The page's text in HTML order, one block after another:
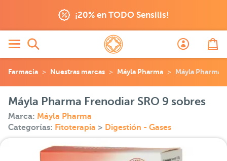
¡20% en TODO Sensilis!
Farmacia Nuestras marcas Máyla Pharma Máyla Pharma
Máyla Pharma Frenodiar SRO 9 sobres
Marca: Máyla Pharma
Categorías: Fitoterapia > Digestión - Gases